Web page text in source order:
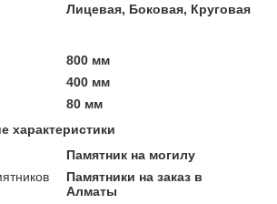
Лицевая, Боковая, Круговая
800 мм
400 мм
80 мм
характеристики
Памятник на могилу
Памятники на заказ в
Алматы